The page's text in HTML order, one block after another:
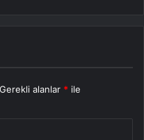
Gerekli alanlar * ile